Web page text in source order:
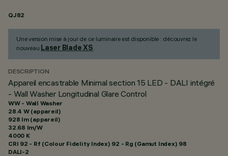
QJ82
Une version mise à jour de ce luminaire est disponible : découvrez le
nouveau Laser Blade XS.
DESCRIPTION
Appareil encastrable Minimal section 15 LED - DALI intégré
- Wall Washer Longitudinal Glare Control
WW - Wall Washer
28.4 W (appareil)
928 lm (appareil)
32.68 lm/W
4000 K
CRI 92 - Rf (Colour Fidelity Index) 92 - Rg (Gamut Index) 98
DALI-2